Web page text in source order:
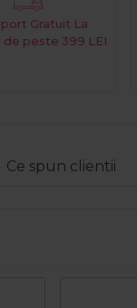
Gratuit La
de peste 399 LEI
Ce spun clientii